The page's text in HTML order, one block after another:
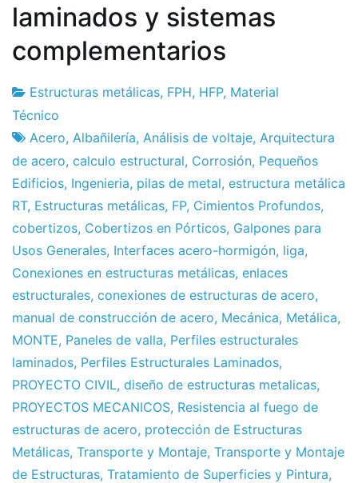
laminados y sistemas
complementarios
Fábrica
de
proyectos
7
de
May
de
2013
Estructuras metálicas, FPH, HFP, Material
Técnico
Acero, Albañilería, Análisis de voltaje, Arquitectura
de acero, calculo estructural, Corrosión, Pequeños
Edificios, Ingenieria, pilas de metal, estructura metálica
RT, Estructuras metálicas, FP, Cimientos Profundos,
cobertizos, Cobertizos en Pórticos, Galpones para
Usos Generales, Interfaces acero-hormigón, liga,
Conexiones en estructuras metálicas, enlaces
estructurales, conexiones de estructuras de acero,
manual de construcción de acero, Mecánica, Metálica,
MONTE, Paneles de valla, Perfiles estructurales
laminados, Perfiles Estructurales Laminados,
PROYECTO CIVIL, diseño de estructuras metalicas,
PROYECTOS MECANICOS, Resistencia al fuego de
estructuras de acero, protección de Estructuras
Metálicas, Transporte y Montaje, Transporte y Montaje
de Estructuras, Tratamiento de Superficies y Pintura,